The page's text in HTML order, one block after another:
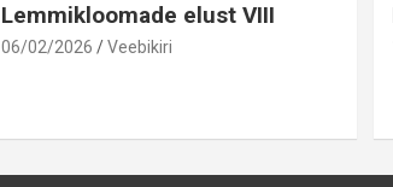
Lemmikloomade elust VIII
06/02/2026 Veebikiri